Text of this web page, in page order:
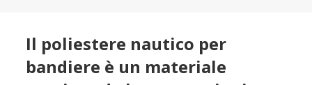
Il poliestere nautico per
bandiere è un materiale